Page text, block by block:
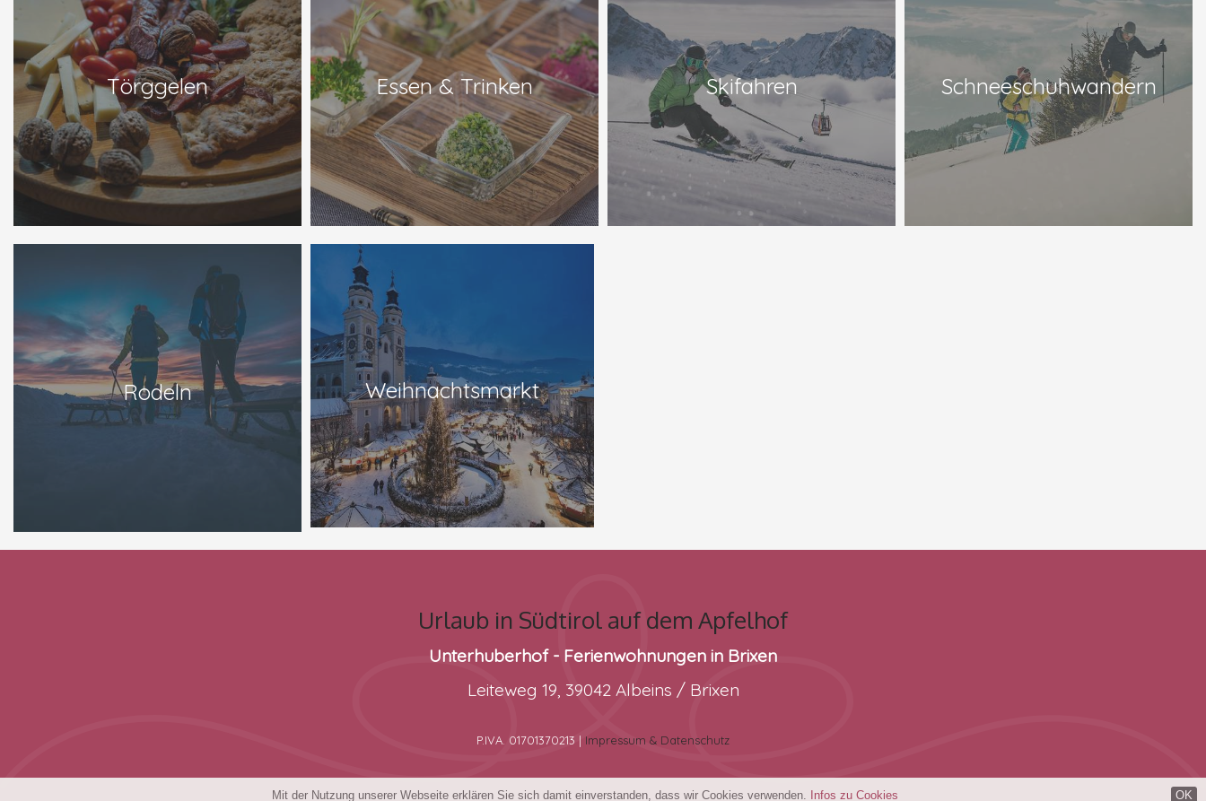
Törggelen Essen & Trinken Skifahren Schneeschuhwandern
Rodeln Weihnachtsmarkt
Urlaub in Südtirol auf dem Apfelhof
Unterhuberhof - Ferienwohnungen in Brixen
Leiteweg 19, 39042 Albeins / Brixen
P.IVA. 01701370213 | Impressum & Datenschutz
Mit der Nutzung unserer Webseite erklären Sie sich damit einverstanden, dass wir Cookies verwenden. Infos zu Cookies OK